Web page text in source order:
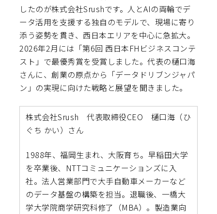
したのが株式会社Srushです。人とAIの両輪でデ
ータ活用を支援する独自のモデルで、現場に寄り
添う姿勢を貫き、西日本エリアを中心に急拡大。
2026年2月には「第6回 西日本FHビジネスコンテ
スト」で最優秀賞を受賞しました。代表の樋口海
さんに、創業の原点から「データドリブンジャパ
ン」の実現に向けた戦略と展望を聞きました。
株式会社Srush 代表取締役CEO 樋口海（ひ
ぐち かい）さん
1988年、福岡生まれ、大阪育ち。早稲田大学
を卒業後、NTTコミュニケーションズに入
社。法人営業部門で大手自動車メーカーなど
のデータ基盤の構築を担当。退職後、一橋大
学大学院商学研究科修了（MBA）。製造業向